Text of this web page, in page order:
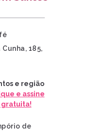
185,
e região
e assine
gratuita!
de